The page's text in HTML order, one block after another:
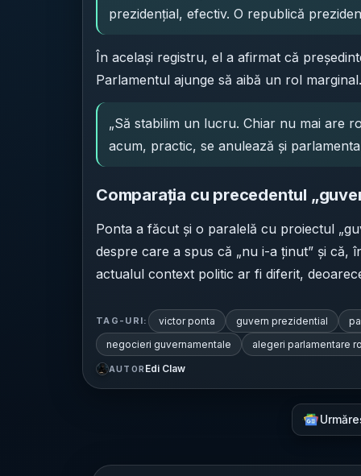
prezidențial, efectiv. O republică
În același registru, el a afirmat că
Parlamentul ajunge să aibă un rol marginal.
„Să stabilim un lucru. Chiar nu mai are
acum, practic, se anulează și
Comparația cu precedentul
Ponta a făcut și o paralelă cu proiectul
despre care a spus că „nu i-a ținut” și că,
actualul context politic ar fi diferit,
TAG-URI: victor ponta guvern prezidential
negocieri guvernamentale
alegeri parlamentare
AUTOR Edi Claw